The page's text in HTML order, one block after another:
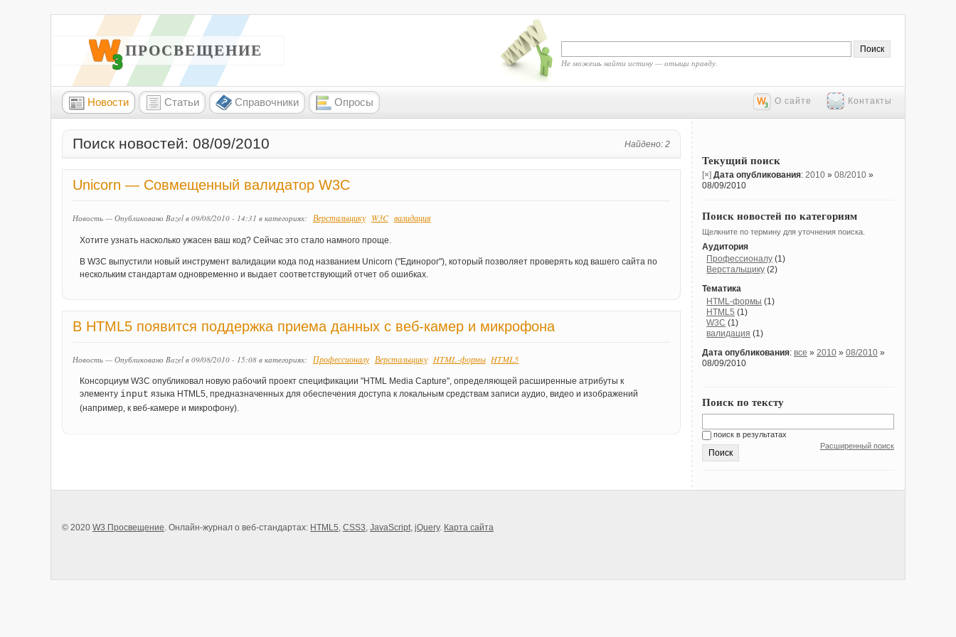
W3 ПРОСВЕЩЕНИЕ
Не можешь найти истину — отыщи правду.
Новости Статьи Справочники Опросы О сайте Контакты
Поиск новостей: 08/09/2010 Найдено: 2
Unicorn — Совмещенный валидатор W3C
Новость — Опубликовано Bazel в 09/08/2010 - 14:31 в категориях: Верстальщику W3C валидация
Хотите узнать насколько ужасен ваш код? Сейчас это стало намного проще.
В W3C выпустили новый инструмент валидации кода под названием Unicorn ("Единорог"), который позволяет проверять код вашего сайта по
нескольким стандартам одновременно и выдает соответствующий отчет об ошибках.
В HTML5 появится поддержка приема данных с веб-камер и микрофона
Новость — Опубликовано Bazel в 09/08/2010 - 15:08 в категориях: Профессионалу Верстальщику HTML-формы HTML5
Консорциум W3C опубликовал новую рабочий проект спецификации "HTML Media Capture", определяющей расширенные атрибуты к
элементу input языка HTML5, предназначенных для обеспечения доступа к локальным средствам записи аудио, видео и изображений
(например, к веб-камере и микрофону).
Текущий поиск
[×] Дата опубликования: 2010 » 08/2010 »
08/09/2010
Поиск новостей по категориям
Щелкните по термину для уточнения поиска.
Аудитория
Профессионалу (1)
Верстальщику (2)
Тематика
HTML-формы (1)
HTML5 (1)
W3C (1)
валидация (1)
Дата опубликования: все » 2010 » 08/2010 »
08/09/2010
Поиск по тексту
поиск в результатах
Расширенный поиск
© 2020 W3 Просвещение. Онлайн-журнал о веб-стандартах: HTML5, CSS3, JavaScript, jQuery. Карта сайта